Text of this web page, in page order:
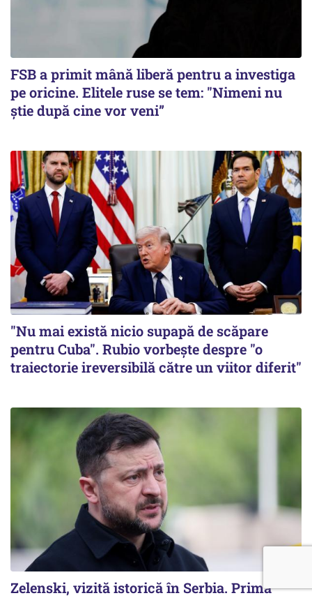
FSB a primit mână liberă pentru a investiga
pe oricine. Elitele ruse se tem: "Nimeni nu
știe după cine vor veni”
"Nu mai există nicio supapă de scăpare
pentru Cuba". Rubio vorbește despre "o
traiectorie ireversibilă către un viitor diferit"
Zelenski, vizită istorică în Serbia. Prima